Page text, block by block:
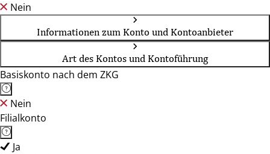
Nein
Informationen zum Konto und Kontoanbieter
Art des Kontos und Kontoführung
Basiskonto nach dem ZKG
Nein
Filialkonto
Ja